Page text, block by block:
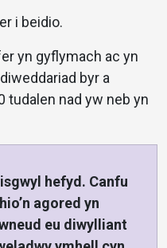
i beidio.
yn gyflymach ac yn
byr a
tudalen nad yw neb yn
hefyd. Canfu
agored yn
eu diwylliant